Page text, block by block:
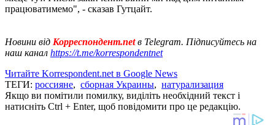
працюватимемо", - сказав Гутцайт.
Новини від Корреспондент.netв Telegram. Підписуйтесь на
наш канал https://t.me/korrespondentnet
Читайте Korrespondent.net в Google News
ТЕГИ: россияне, сборная Украины, натурализация
Якщо ви помітили помилку, виділіть необхідний текст і
натисніть Ctrl + Enter, щоб повідомити про це редакцію.